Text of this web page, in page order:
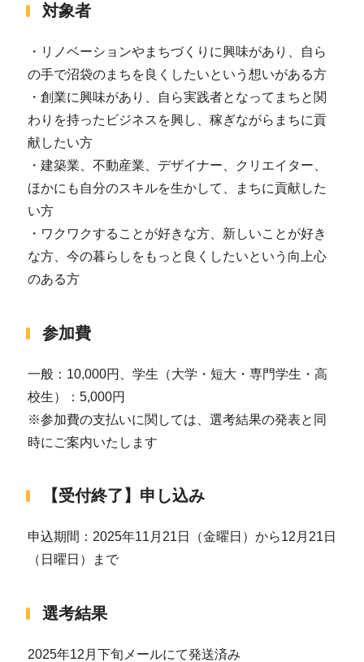
対象者
・リノベーションやまちづくりに興味があり、自ら
の手で沼袋のまちを良くしたいという想いがある方
・創業に興味があり、自ら実践者となってまちと関
わりを持ったビジネスを興し、稼ぎながらまちに貢
献したい方
・建築業、不動産業、デザイナー、クリエイター、
ほかにも自分のスキルを生かして、まちに貢献した
い方
・ワクワクすることが好きな方、新しいことが好き
な方、今の暮らしをもっと良くしたいという向上心
のある方
参加費
一般：10,000円、学生（大学・短大・専門学生・高
校生）：5,000円
※参加費の支払いに関しては、選考結果の発表と同
時にご案内いたします
【受付終了】申し込み
申込期間：2025年11月21日（金曜日）から12月21日
（日曜日）まで
選考結果
2025年12月下旬メールにて発送済み